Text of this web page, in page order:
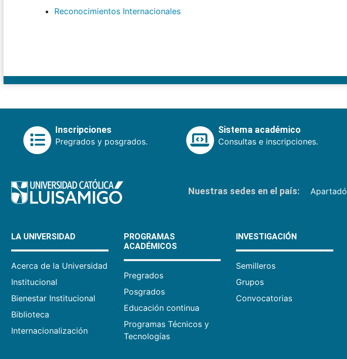
Reconocimientos Internacionales
Inscripciones
Pregrados y posgrados.
Sistema académico
Consultas e inscripciones.
Nuestras sedes en el país: Apartadó
LA UNIVERSIDAD
Acerca de la Universidad
Institucional
Bienestar Institucional
Biblioteca
Internacionalización
PROGRAMAS
ACADÉMICOS
Pregrados
Posgrados
Educación continua
Programas Técnicos y
Tecnologías
INVESTIGACIÓN
Semilleros
Grupos
Convocatorias